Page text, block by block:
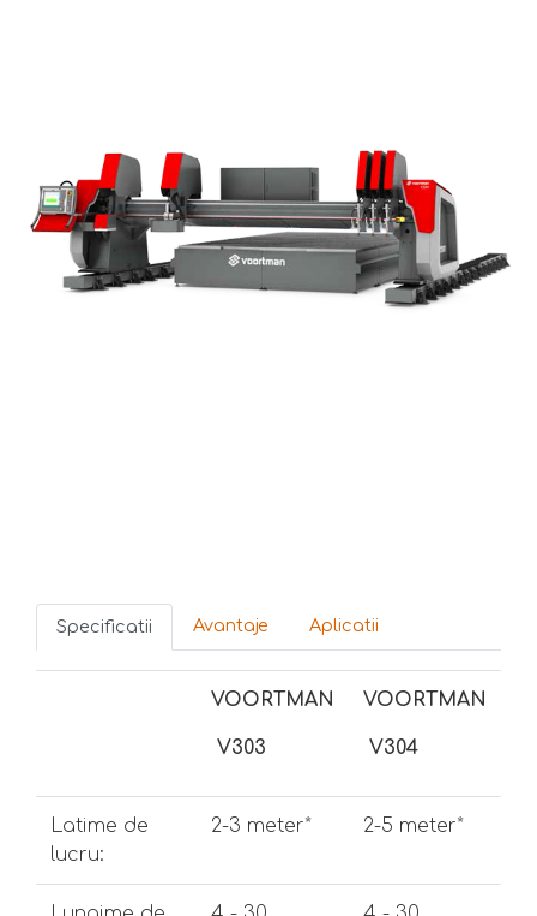
Specificatii Avantaje Aplicatii
VOORTMAN
V303
VOORTMAN
V304
Latime de
lucru:
2-3 meter* 2-5 meter*